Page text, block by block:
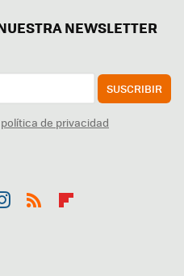
NEWSLETTER
SUSCRIBIR
política de privacidad